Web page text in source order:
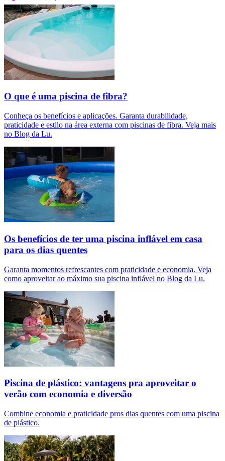
O que é uma piscina de fibra?
Conheça os benefícios e aplicações. Garanta durabilidade,
praticidade e estilo na área externa com piscinas de fibra. Veja mais
no Blog da Lu.
Os benefícios de ter uma piscina inflável em casa
para os dias quentes
Garanta momentos refrescantes com praticidade e economia. Veja
como aproveitar ao máximo sua piscina inflável no Blog da Lu.
Piscina de plástico: vantagens pra aproveitar o
verão com economia e diversão
Combine economia e praticidade pros dias quentes com uma piscina
de plástico.